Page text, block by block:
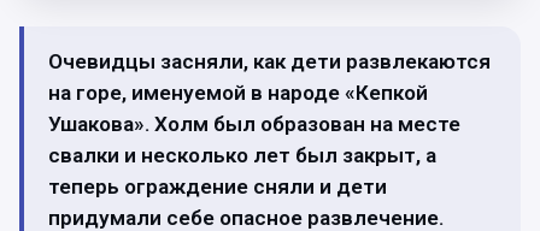
Очевидцы засняли, как дети развлекаются
на горе, именуемой в народе «Кепкой
Ушакова». Холм был образован на месте
свалки и несколько лет был закрыт, а
теперь ограждение сняли и дети
придумали себе опасное развлечение.